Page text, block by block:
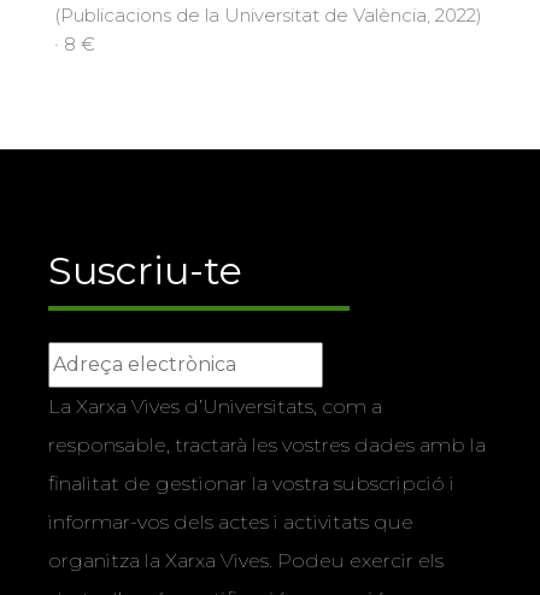
(Publicacions de la Universitat de València, 2022)
· 8 €
Suscriu-te
La Xarxa Vives d’Universitats, com a
responsable, tractarà les vostres dades amb la
finalitat de gestionar la vostra subscripció i
informar-vos dels actes i activitats que
organitza la Xarxa Vives. Podeu exercir els